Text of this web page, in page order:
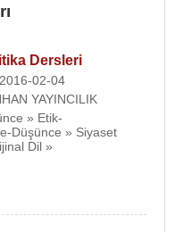
Dersleri
02-04
YAYINCILIK
» Etik-
Düşünce » Siyaset
Dil »